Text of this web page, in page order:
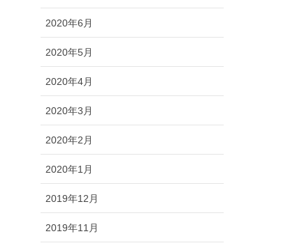
2020年6月
2020年5月
2020年4月
2020年3月
2020年2月
2020年1月
2019年12月
2019年11月